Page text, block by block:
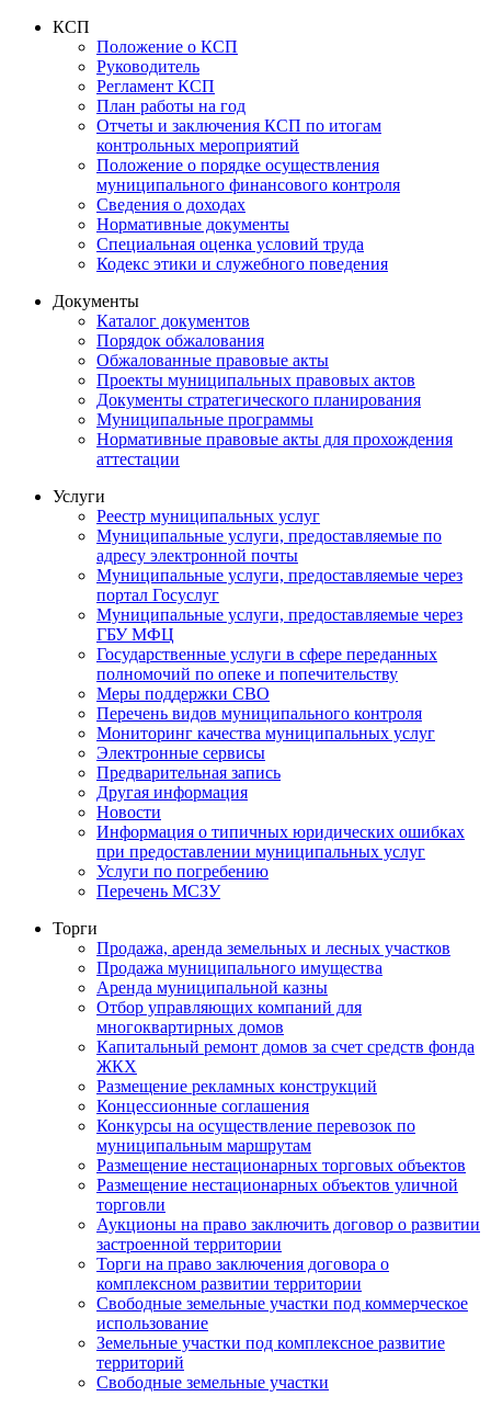
КСП
Положение о КСП
Руководитель
Регламент КСП
План работы на год
Отчеты и заключения КСП по итогам
контрольных мероприятий
Положение о порядке осуществления
муниципального финансового контроля
Сведения о доходах
Нормативные документы
Специальная оценка условий труда
Кодекс этики и служебного поведения
Документы
Каталог документов
Порядок обжалования
Обжалованные правовые акты
Проекты муниципальных правовых актов
Документы стратегического планирования
Муниципальные программы
Нормативные правовые акты для прохождения
аттестации
Услуги
Реестр муниципальных услуг
Муниципальные услуги, предоставляемые по
адресу электронной почты
Муниципальные услуги, предоставляемые через
портал Госуслуг
Муниципальные услуги, предоставляемые через
ГБУ МФЦ
Государственные услуги в сфере переданных
полномочий по опеке и попечительству
Меры поддержки СВО
Перечень видов муниципального контроля
Мониторинг качества муниципальных услуг
Электронные сервисы
Предварительная запись
Другая информация
Новости
Информация о типичных юридических ошибках
при предоставлении муниципальных услуг
Услуги по погребению
Перечень МСЗУ
Торги
Продажа, аренда земельных и лесных участков
Продажа муниципального имущества
Аренда муниципальной казны
Отбор управляющих компаний для
многоквартирных домов
Капитальный ремонт домов за счет средств фонда
ЖКХ
Размещение рекламных конструкций
Концессионные соглашения
Конкурсы на осуществление перевозок по
муниципальным маршрутам
Размещение нестационарных торговых объектов
Размещение нестационарных объектов уличной
торговли
Аукционы на право заключить договор о развитии
застроенной территории
Торги на право заключения договора о
комплексном развитии территории
Свободные земельные участки под коммерческое
использование
Земельные участки под комплексное развитие
территорий
Свободные земельные участки